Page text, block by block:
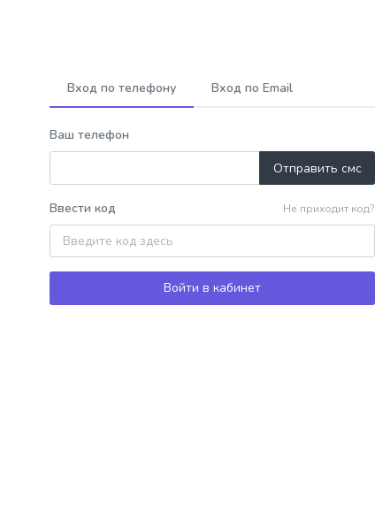
Вход по телефону Вход по Email
Ваш телефон
Отправить смс
Не приходит код?
Ввести код
Войти в кабинет